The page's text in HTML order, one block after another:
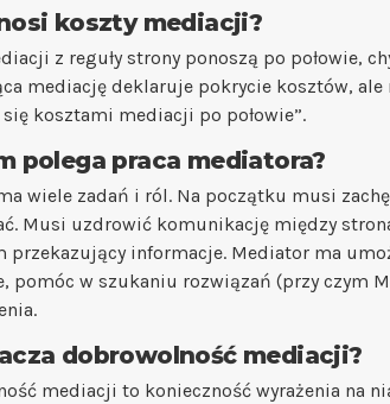
koszty mediacji?
z reguły strony ponoszą po połowie,
mediację deklaruje pokrycie kosztów,
kosztami mediacji po połowie”.
polega praca mediatora?
wiele zadań i ról. Na początku musi
Musi uzdrowić komunikację między
przekazujący informacje. Mediator ma
pomóc w szukaniu rozwiązań (przy czym
dobrowolność mediacji?
mediacji to konieczność wyrażenia na